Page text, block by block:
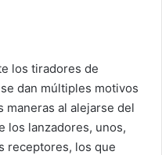
los tiradores de
dan múltiples motivos
maneras al alejarse del
los lanzadores, unos,
receptores, los que